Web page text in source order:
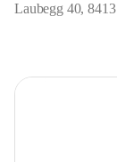
Laubegg 40,